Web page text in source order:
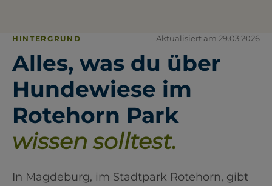
HINTERGRUND Aktualisiert am 29.03.2026
Alles, was du über
Hundewiese im
Rotehorn Park
wissen solltest.
In Magdeburg, im Stadtpark Rotehorn, gibt